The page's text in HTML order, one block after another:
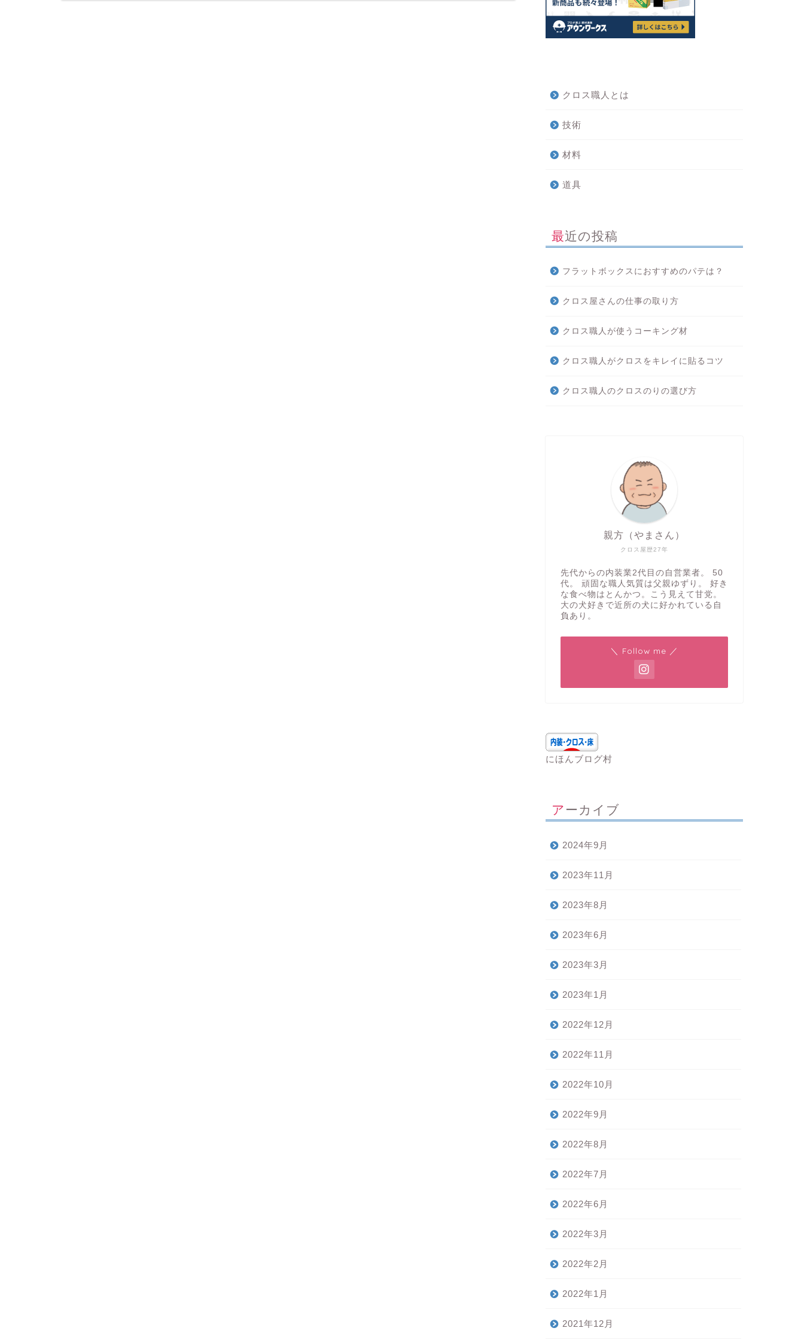
クロス職人とは
技術
材料
道具
最近の投稿
フラットボックスにおすすめのパテは？
クロス屋さんの仕事の取り方
クロス職人が使うコーキング材
クロス職人がクロスをキレイに貼るコツ
クロス職人のクロスのりの選び方
クロス屋歴27年
親方（やまさん）
先代からの内装業2代目の自営業者。 50
代。 頑固な職人気質は父親ゆずり。 好き
な食べ物はとんかつ。こう見えて甘党。
大の犬好きで近所の犬に好かれている自
負あり。
＼ Follow me ／
にほんブログ村
アーカイブ
2024年9月
2023年11月
2023年8月
2023年6月
2023年3月
2023年1月
2022年12月
2022年11月
2022年10月
2022年9月
2022年8月
2022年7月
2022年6月
2022年3月
2022年2月
2022年1月
2021年12月